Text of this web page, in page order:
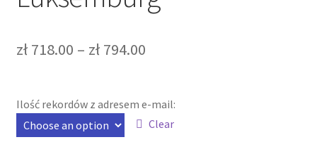
zł718.00 – zł794.00
Ilość rekordów z adresem e-mail:
Clear